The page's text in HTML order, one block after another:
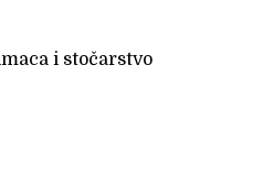
i stočarstvo